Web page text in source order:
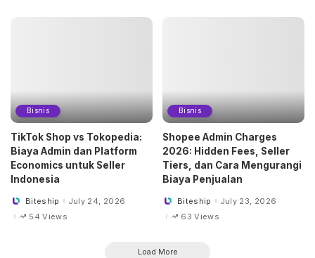
Bisnis
TikTok Shop vs Tokopedia:
Biaya Admin dan Platform
Economics untuk Seller
Indonesia
PostedBiteship
July 24, 2026
54 Views
Bisnis
Shopee Admin Charges
2026: Hidden Fees, Seller
Tiers, dan Cara Mengurangi
Biaya Penjualan
PostedBiteship
July 23, 2026
63 Views
Load More